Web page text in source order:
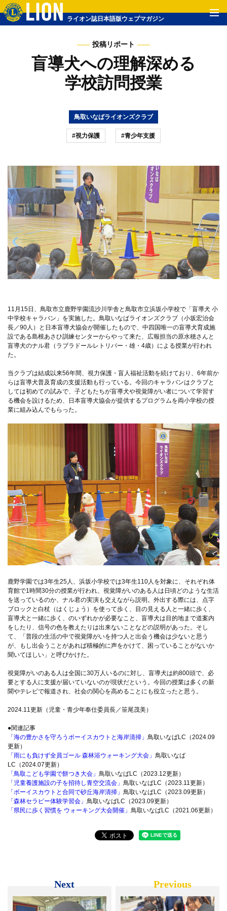
ライオン誌日本語版ウェブマガジン
投稿リポート
盲導犬への理解深める
学校訪問授業
鳥取いなばライオンズクラブ
#視力保護 #青少年支援
11月15日、鳥取市立鹿野学園流沙川学舎と鳥取市立浜坂小学校で「盲導犬 小
中学校キャラバン」を実施した。鳥取いなばライオンズクラブ（小坂宏治会
長／90人）と日本盲導犬協会が開催したもので、中四国唯一の盲導犬育成施
設である島根あさひ訓練センターからやって来た、広報担当の原水穂さんと
盲導犬のナル君（ラブラドールレトリバー・雄・4歳）による授業が行われ
た。
当クラブは結成以来56年間、視力保護・盲人福祉活動を続けており、6年前か
らは盲導犬普及育成の支援活動も行っている。今回のキャラバンはクラブと
しては初めての試みで、子どもたちが盲導犬や視覚障がい者について学習す
る機会を設けるため、日本盲導犬協会が提供するプログラムを両小学校の授
業に組み込んでもらった。
鹿野学園では3年生25人、浜坂小学校では3年生110人を対象に、それぞれ体
育館で1時間30分の授業が行われ、視覚障がいのある人は日頃どのような生活
を送っているのか、ナル君の実演も交えながら説明。外出する際には、点字
ブロックと白杖（はくじょう）を使って歩く、目の見える人と一緒に歩く、
盲導犬と一緒に歩く、のいずれかが必要なこと、盲導犬は目的地まで道案内
をしたり、信号の色を教えたりは出来ないことなどの説明があった。そし
て、「普段の生活の中で視覚障がいを持つ人と出会う機会は少ないと思う
が、もし出会うことがあれば積極的に声をかけて、困っていることがないか
聞いてほしい」と呼びかけた。
視覚障がいのある人は全国に30万人いるのに対し、盲導犬は約800頭で、必
要とする人に支援が届いていないのが現状だという。今回の授業は多くの新
聞やテレビで報道され、社会の関心を高めることにも役立ったと思う。
2024.11更新（児童・青少年奉仕委員長／笹尾茂美）
●関連記事
「海の豊かさを守ろうボーイスカウトと海岸清掃」 鳥取いなばLC（2024.09
更新）
「雨にも負けず全員ゴール 森林浴ウォーキング大会」 鳥取いなば
LC（2024.07更新）
「鳥取こども学園で餅つき大会」 鳥取いなばLC（2023.12更新）
「児童養護施設の子を招待し青空交流会」 鳥取いなばLC（2023.11更新）
「ボーイスカウトと合同で砂丘海岸清掃」 鳥取いなばLC（2023.09更新）
「森林セラピー体験学習会」 鳥取いなばLC（2023.09更新）
「県民に歩く習慣を ウォーキング大会開催」 鳥取いなばLC（2021.06更新）
Next Previous